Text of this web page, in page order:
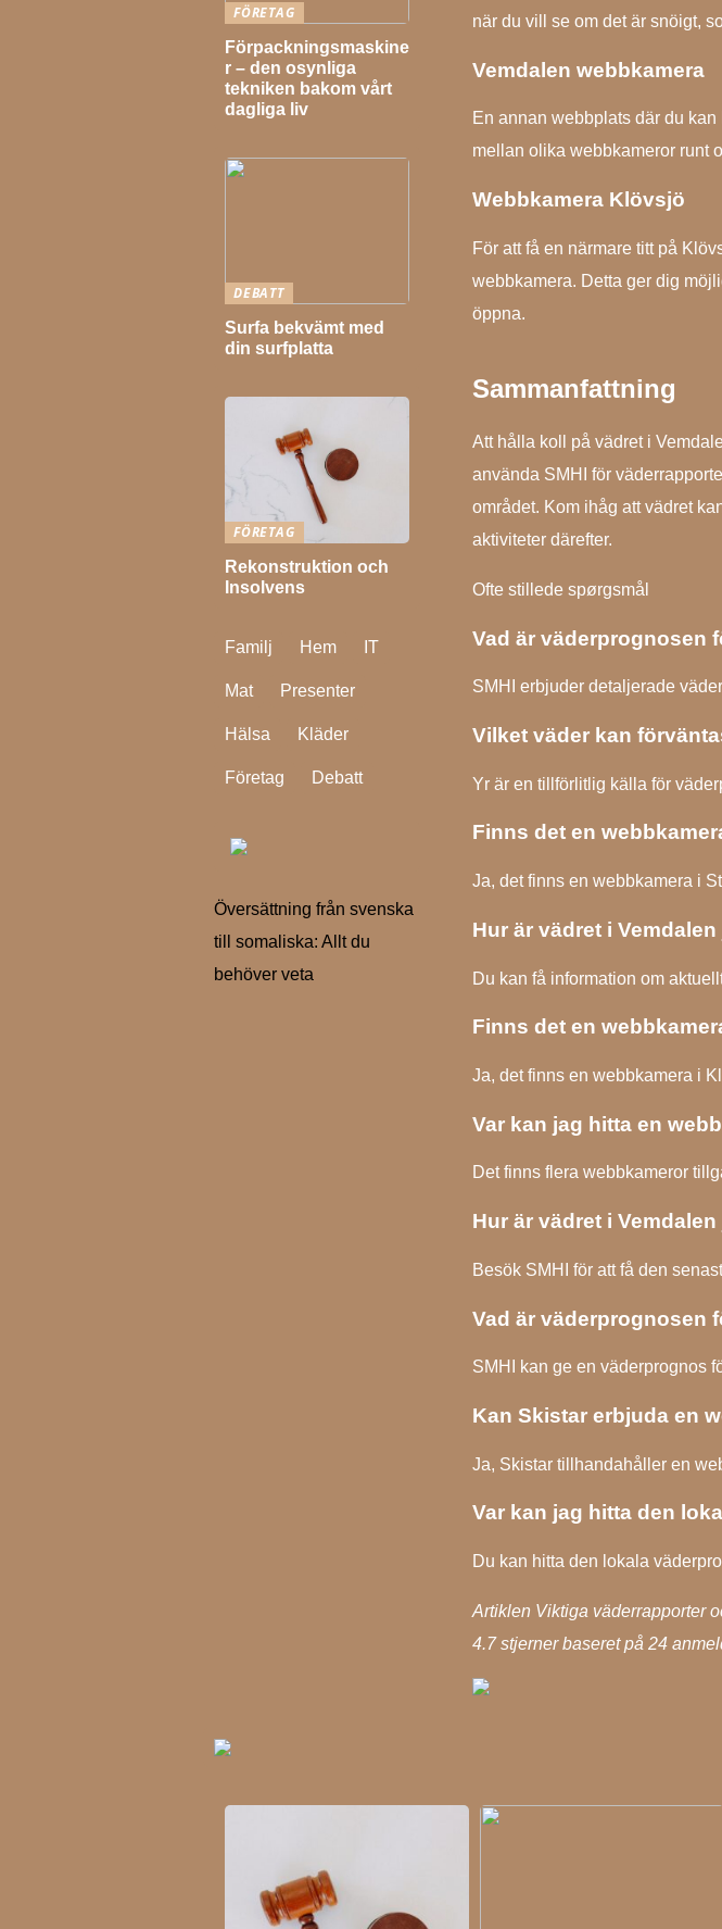
när du vill se om det är snöigt,
Vemdalen webbkamera
En annan webbplats där du
mellan olika webbkameror runt
Webbkamera Klövsjö
För att få en närmare titt på
webbkamera. Detta ger dig
öppna.
Sammanfattning
Att hålla koll på vädret i
använda SMHI för
området. Kom ihåg att vädret
aktiviteter därefter.
Ofte stillede spørgsmål
Vad är väderprognosen
SMHI erbjuder detaljerade
Vilket väder kan
Yr är en tillförlitlig källa för
Finns det en
Ja, det finns en webbkamera i
Hur är vädret i
Du kan få information om
Finns det en
Ja, det finns en webbkamera i
Var kan jag hitta en
Det finns flera webbkameror
Hur är vädret i
Besök SMHI för att få den
Vad är väderprognosen
SMHI kan ge en väderprognos
Kan Skistar erbjuda en
Ja, Skistar tillhandahåller en
Var kan jag hitta den
Du kan hitta den lokala
Artiklen Viktiga väderrapporter
4.7stjerner baseret på 24
FÖRETAG
Förpackningsmaskine
r – den osynliga
tekniken bakom vårt
dagliga liv
DEBATT
Surfa bekvämt med
din surfplatta
FÖRETAG
Rekonstruktion och
Insolvens
Familj Hem IT
Mat Presenter
Hälsa Kläder
Företag Debatt
Översättning från svenska
till somaliska: Allt du
behöver veta